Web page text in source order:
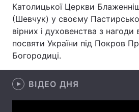
Відео з Youtube
Інтерв'ю
Архів
Контакти
Послуги
Католицької Церкви
(Шевчук) у своєму
вірних і духовенства з нагоди
посвяти України під Покров
Богородиці.
ВІДЕО ДНЯ